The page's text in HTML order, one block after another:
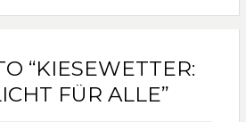
“KIESEWETTER:
FÜR ALLE”